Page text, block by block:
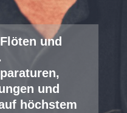
öten und
und
höchstem